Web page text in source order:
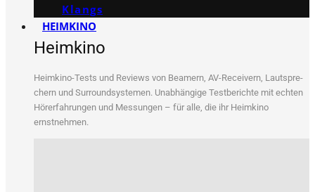
Klangs
HEIMKINO
Heimkino
Heim­ki­no-Tests und Reviews von Bea­mern, AV-Recei­vern, Laut­spre­
chern und Sur­round­sys­te­men. Unab­hän­gi­ge Test­be­rich­te mit ech­ten
Hör­erfah­run­gen und Mes­sun­gen – für alle, die ihr Heim­ki­no
ernstnehmen.